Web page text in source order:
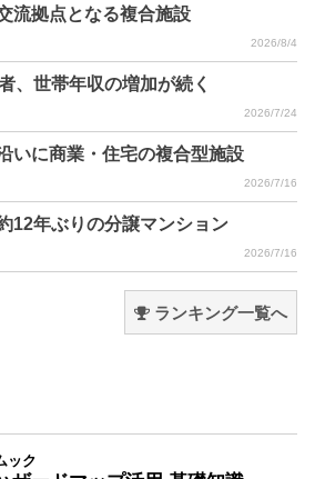
流拠点となる複合施設
2026/8/4
、世帯年収の増加が続く
2026/7/24
いに商業・住宅の複合型施設
2026/7/16
12年ぶりの分譲マンション
2026/7/16
ランキング一覧へ
ック